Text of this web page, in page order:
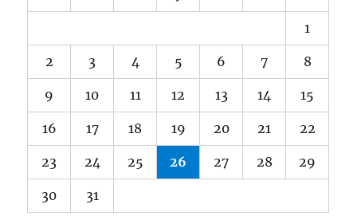
1
2 3 4 5 6 7 8
9 10 11 12 13 14 15
16 17 18 19 20 21 22
23 24 25 26 27 28 29
30 31